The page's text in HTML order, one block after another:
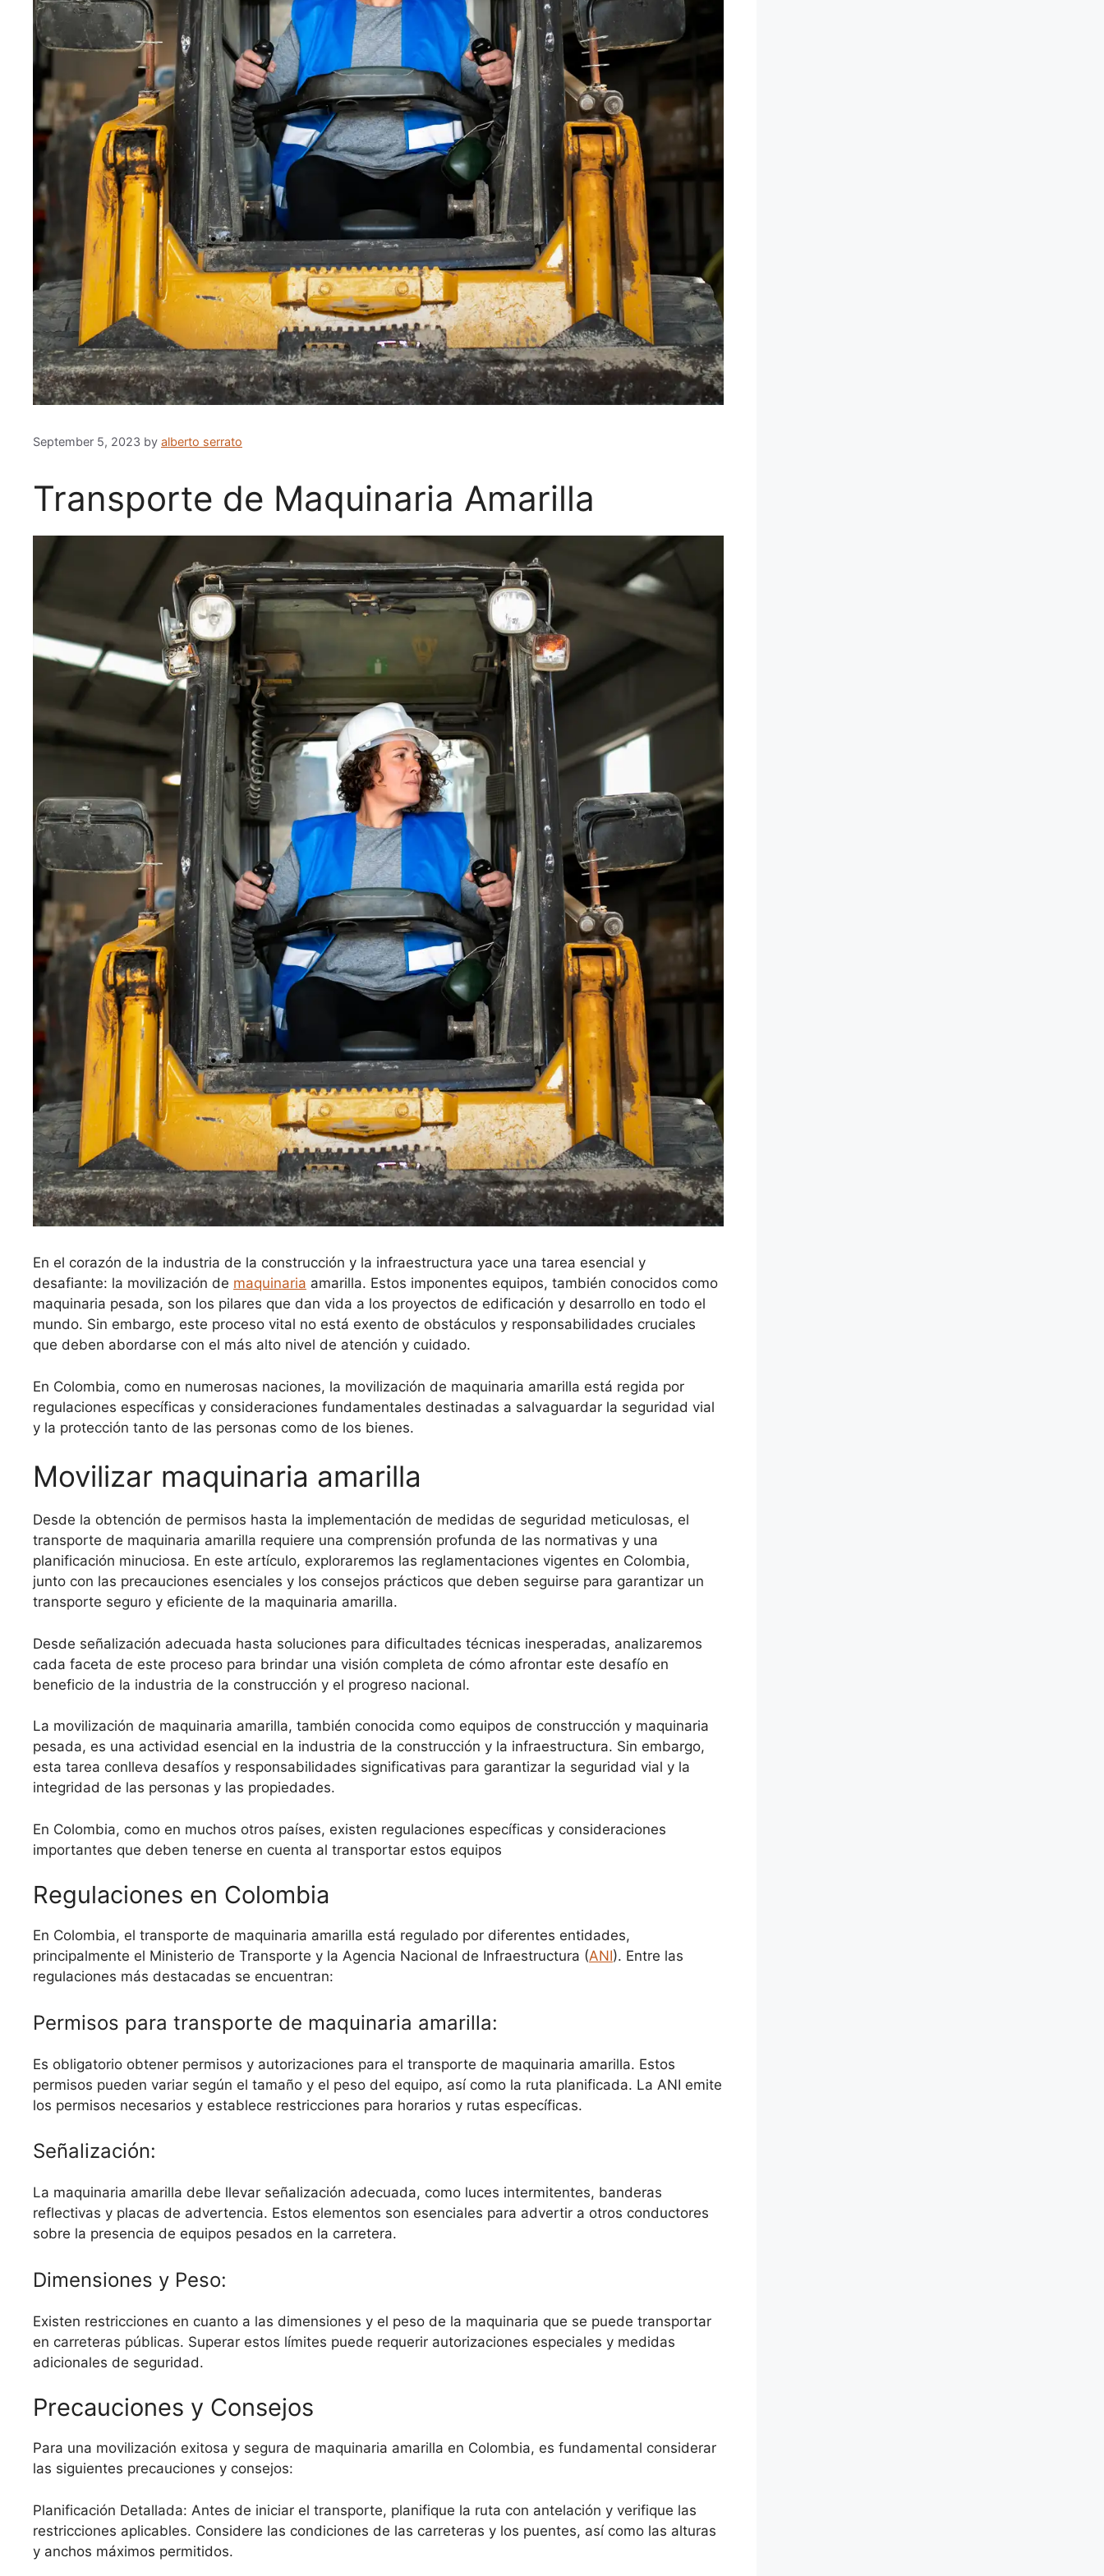
September 5, 2023 by alberto serrato
Transporte de Maquinaria Amarilla
En el corazón de la industria de la construcción y la infraestructura yace una tarea esencial y
desafiante: la movilización de maquinaria amarilla. Estos imponentes equipos, también conocidos como
maquinaria pesada, son los pilares que dan vida a los proyectos de edificación y desarrollo en todo el
mundo. Sin embargo, este proceso vital no está exento de obstáculos y responsabilidades cruciales
que deben abordarse con el más alto nivel de atención y cuidado.
En Colombia, como en numerosas naciones, la movilización de maquinaria amarilla está regida por
regulaciones específicas y consideraciones fundamentales destinadas a salvaguardar la seguridad vial
y la protección tanto de las personas como de los bienes.
Movilizar maquinaria amarilla
Desde la obtención de permisos hasta la implementación de medidas de seguridad meticulosas, el
transporte de maquinaria amarilla requiere una comprensión profunda de las normativas y una
planificación minuciosa. En este artículo, exploraremos las reglamentaciones vigentes en Colombia,
junto con las precauciones esenciales y los consejos prácticos que deben seguirse para garantizar un
transporte seguro y eficiente de la maquinaria amarilla.
Desde señalización adecuada hasta soluciones para dificultades técnicas inesperadas, analizaremos
cada faceta de este proceso para brindar una visión completa de cómo afrontar este desafío en
beneficio de la industria de la construcción y el progreso nacional.
La movilización de maquinaria amarilla, también conocida como equipos de construcción y maquinaria
pesada, es una actividad esencial en la industria de la construcción y la infraestructura. Sin embargo,
esta tarea conlleva desafíos y responsabilidades significativas para garantizar la seguridad vial y la
integridad de las personas y las propiedades.
En Colombia, como en muchos otros países, existen regulaciones específicas y consideraciones
importantes que deben tenerse en cuenta al transportar estos equipos
Regulaciones en Colombia
En Colombia, el transporte de maquinaria amarilla está regulado por diferentes entidades,
principalmente el Ministerio de Transporte y la Agencia Nacional de Infraestructura (ANI). Entre las
regulaciones más destacadas se encuentran:
Permisos para transporte de maquinaria amarilla:
Es obligatorio obtener permisos y autorizaciones para el transporte de maquinaria amarilla. Estos
permisos pueden variar según el tamaño y el peso del equipo, así como la ruta planificada. La ANI emite
los permisos necesarios y establece restricciones para horarios y rutas específicas.
Señalización:
La maquinaria amarilla debe llevar señalización adecuada, como luces intermitentes, banderas
reflectivas y placas de advertencia. Estos elementos son esenciales para advertir a otros conductores
sobre la presencia de equipos pesados en la carretera.
Dimensiones y Peso:
Existen restricciones en cuanto a las dimensiones y el peso de la maquinaria que se puede transportar
en carreteras públicas. Superar estos límites puede requerir autorizaciones especiales y medidas
adicionales de seguridad.
Precauciones y Consejos
Para una movilización exitosa y segura de maquinaria amarilla en Colombia, es fundamental considerar
las siguientes precauciones y consejos:
Planificación Detallada: Antes de iniciar el transporte, planifique la ruta con antelación y verifique las
restricciones aplicables. Considere las condiciones de las carreteras y los puentes, así como las alturas
y anchos máximos permitidos.